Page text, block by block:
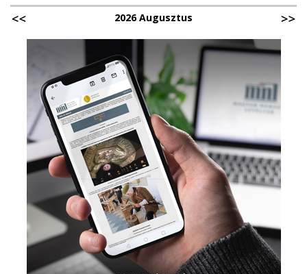
2026 Augusztus